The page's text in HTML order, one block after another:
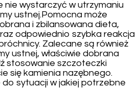
nie wystarczyć w utrzymaniu
ustnej.Pomocna może
i zbilansowana dieta,
odpowiednio szybka reakcja
Zalecane są również
ustnej, właściwie dobrana
stosowanie szczoteczki
się kamienia nazębnego.
do sytuacji w jakiej potrzebne